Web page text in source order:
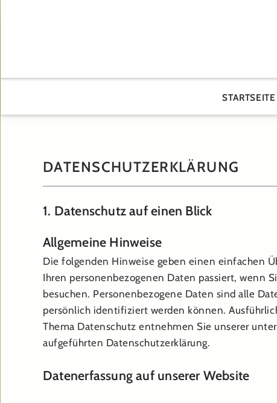
STARTSEITE
DATENSCHUTZERKLÄRUNG
1. Datenschutz auf einen Blick
Allgemeine Hinweise
Die folgenden Hinweise geben einen einfachen
Ihren personenbezogenen Daten passiert, wenn
besuchen. Personenbezogene Daten sind alle
persönlich identifiziert werden können.
Thema Datenschutz entnehmen Sie unserer
aufgeführten Datenschutzerklärung.
Datenerfassung auf unserer Website